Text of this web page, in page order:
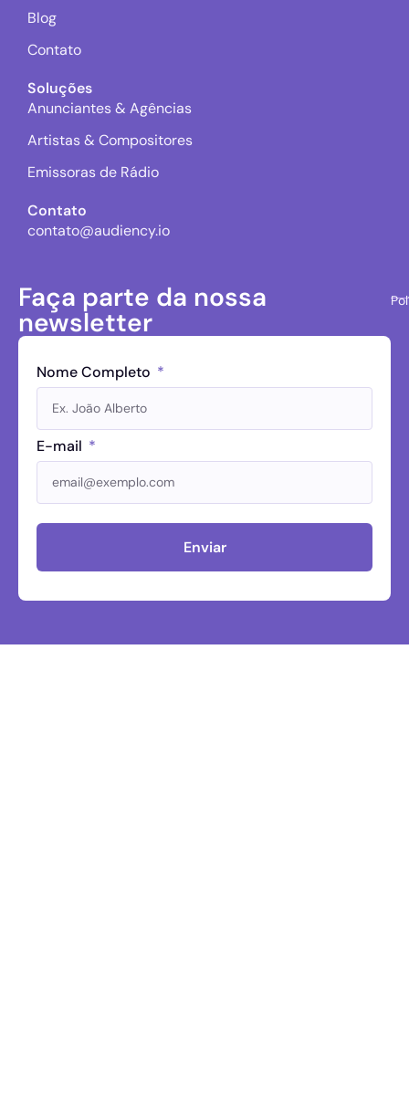
Blog
Contato
Soluções
Anunciantes & Agências
Artistas & Compositores
Emissoras de Rádio
Contato
contato@audiency.io
Faça parte da nossa
newsletter
Nome Completo
E-mail
Enviar